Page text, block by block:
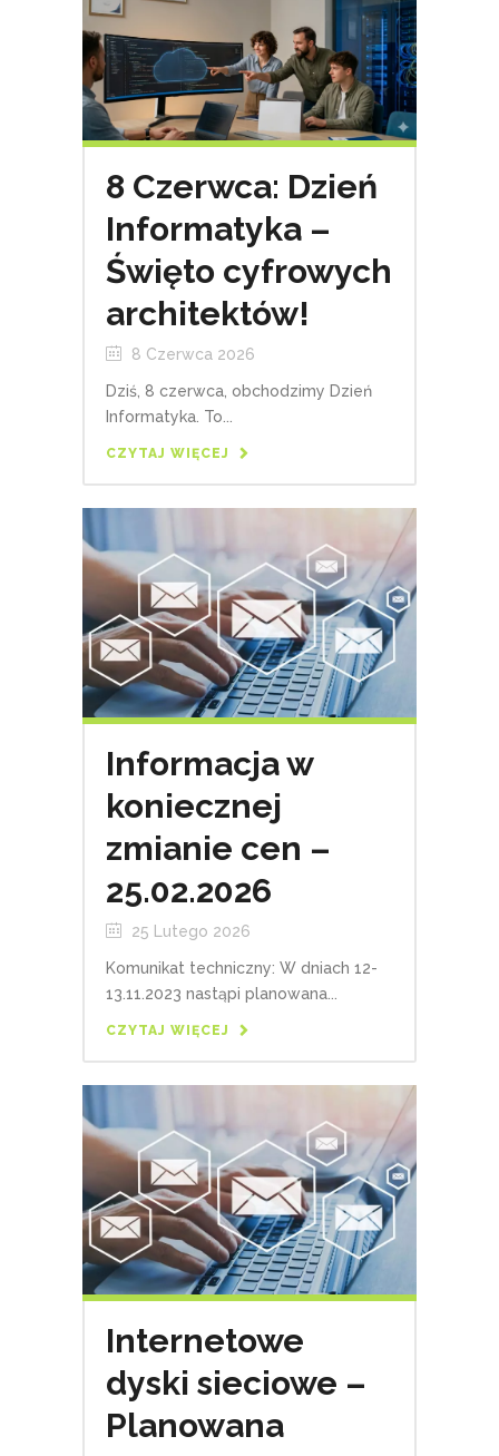
8 Czerwca: Dzień
Informatyka –
Święto cyfrowych
architektów!
8 Czerwca 2026
Dziś, 8 czerwca, obchodzimy Dzień
Informatyka. To...
CZYTAJ WIĘCEJ
Informacja w
koniecznej
zmianie cen –
25.02.2026
25 Lutego 2026
Komunikat techniczny: W dniach 12-
13.11.2023 nastąpi planowana...
CZYTAJ WIĘCEJ
Internetowe
dyski sieciowe –
Planowana